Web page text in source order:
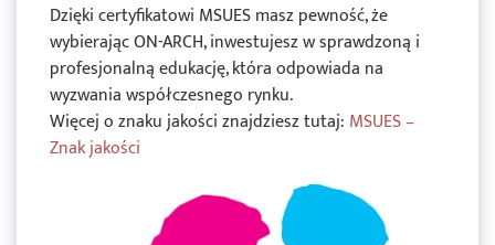
Dzięki certyfikatowi MSUES masz pewność, że
wybierając ON-ARCH, inwestujesz w sprawdzoną i
profesjonalną edukację, która odpowiada na
wyzwania współczesnego rynku.
Więcej o znaku jakości znajdziesz tutaj: MSUES –
Znak jakości